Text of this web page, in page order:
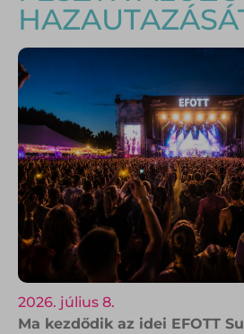
2026. július 8.
Ma kezdődik az idei EFOTT